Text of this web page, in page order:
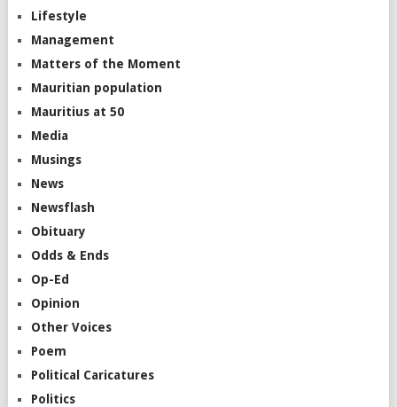
Lifestyle
Management
Matters of the Moment
Mauritian population
Mauritius at 50
Media
Musings
News
Newsflash
Obituary
Odds & Ends
Op-Ed
Opinion
Other Voices
Poem
Political Caricatures
Politics